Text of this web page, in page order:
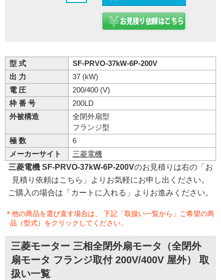
型 式
SF-PRVO-37kW-6P-200V
出 力
37 (kW)
電 圧
200/400 (V)
枠 番 号
200LD
外被構造
全閉外扇型
フランジ型
極 数
6
メーカーサイト
三菱電機
三菱電機 SF-PRVO-37kW-6P-200Vのお見積りは右の「お
見積り依頼はこちら」よりお気軽にお申し出ください。
ご購入の場合は「カートに入れる」よりお進みください。
＊他の商品を選び直す場合は、 下記「取扱い一覧から」ご希望の商
品（型式）をクリックしてください。
三菱モーター 三相全閉外扇モータ（全閉外
扇モータ フランジ取付 200V/400V 屋外） 取
扱い一覧